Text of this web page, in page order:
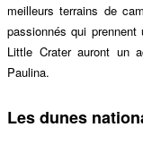
meilleurs terrains de
passionnés qui
Little Crater auront un
Paulina.
Les dunes